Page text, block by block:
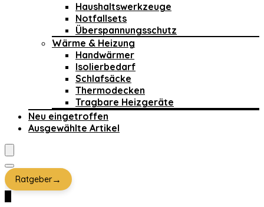
Haushaltswerkzeuge
Notfallsets
Überspannungsschutz
Wärme & Heizung
Handwärmer
Isolierbedarf
Schlafsäcke
Thermodecken
Tragbare Heizgeräte
Neu eingetroffen
Ausgewählte Artikel
Ratgeber→